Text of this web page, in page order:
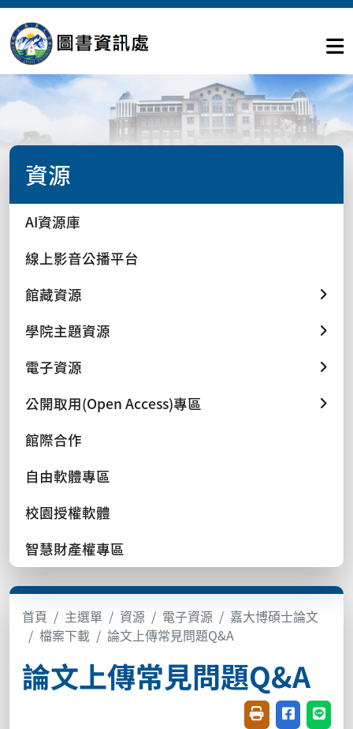
資源
AI資源庫
線上影音公播平台
館藏資源
學院主題資源
電子資源
公開取用(Open Access)專區
館際合作
自由軟體專區
校園授權軟體
智慧財產權專區
首頁 主選單 資源 電子資源
嘉大博碩士論文
檔案下載
論文上傳常見問題Q&A
論文上傳常見問題Q&A
友善列印(開新視
分享至臉書
分享